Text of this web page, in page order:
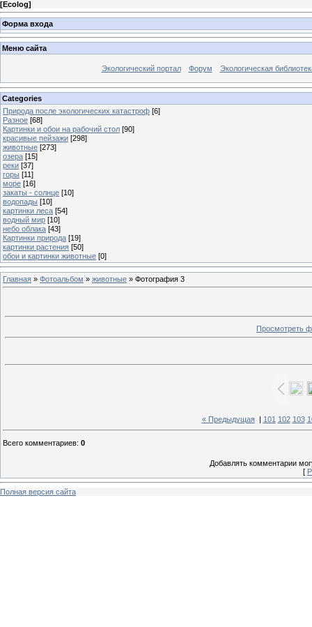
[Ecolog]
Форма входа
Меню сайта
Экологический портал Форум Экологическая
Categories
Природа после экологических катастроф [6]
Разное [68]
Картинки и обои на рабочий стол [90]
красивые пейзажи [298]
животные [273]
озера [15]
реки [37]
горы [11]
море [16]
закаты - солнце [10]
водопады [10]
картинки леса [54]
водный мир [10]
небо облака [43]
Картинки природа [19]
картинки растения [50]
обои и картинки животные [0]
Главная » Фотоальбом » животные » Фотография 3
Просмотреть
« Предыдущая| 101 102 103
Всего комментариев: 0
Добавлять комментарии
[
Полная версия сайта